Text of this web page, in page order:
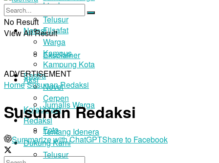
Foto
Telusur
Narasi
Warga
Kampus
Kampung Kota
Sastra
Novel
Cerpen
Kolaborasi
Redaksi
Tentang Idenera
Dukung Kami
Lingkungan
Filsafat
Eksplainer
Aksi
Jurnalis Warga
Foto
Telusur
No Result
View All Result
ADVERTISEMENT
HomeSusunan Redaksi
Susunan Redaksi
Summarize with ChatGPTShare to Facebook